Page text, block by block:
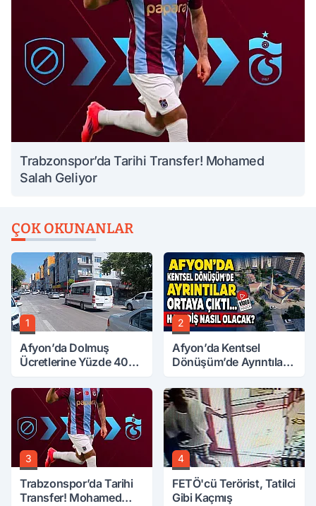
Trabzonspor’da Tarihi Transfer! Mohamed
Salah Geliyor
ÇOK OKUNANLAR
1
Afyon’da Dolmuş
Ücretlerine Yüzde 40
2
Afyon’da Kentsel
Dönüşüm’de Ayrıntılar
Nasıl Olacak?
3
Trabzonspor’da Tarihi
Transfer! Mohamed
4
FETÖ'cü Terörist, Tatilci
Gibi Kaçmış